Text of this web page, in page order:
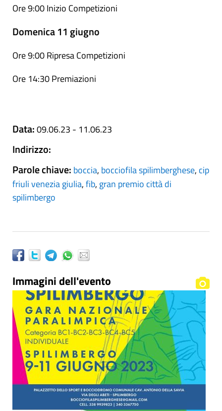
Ore 9:00 Inizio Competizioni
Domenica 11 giugno
Ore 9:00 Ripresa Competizioni
Ore 14:30 Premiazioni
Data:09.06.23 - 11.06.23
Indirizzo:
Parole chiave: boccia, bocciofila spilimberghese, cip
friuli venezia giulia,fib, gran premio città di
spilimbergo
Immagini dell'evento